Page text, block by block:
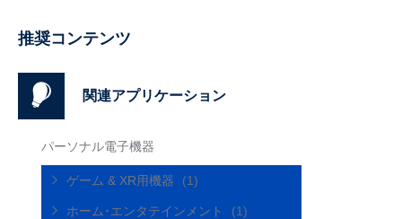
推奨コンテンツ
関連アプリケーション
パーソナル電子機器
ゲーム & XR用機器 (1)
ホーム･エンタテインメント
(1)